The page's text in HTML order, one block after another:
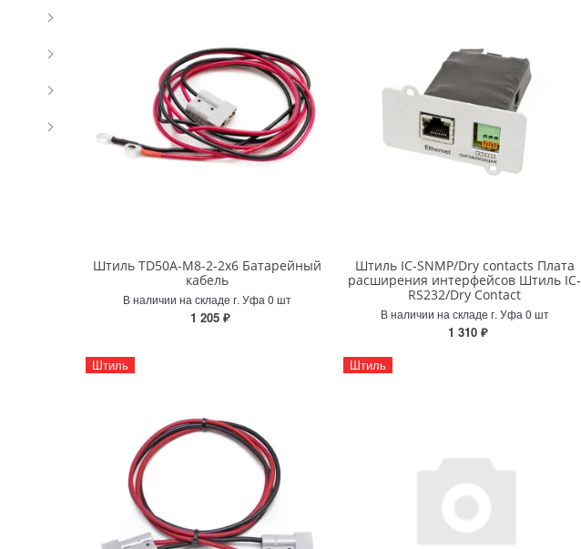
Штиль TD50А-М8-2-2х6 Батарейный
кабель
В наличии на складе г. Уфа 0 шт
1 205 ₽
Штиль IC-SNMP/Dry contacts Плата
расширения интерфейсов Штиль IC-
RS232/Dry Contact
В наличии на складе г. Уфа 0 шт
1 310 ₽
Штиль Штиль